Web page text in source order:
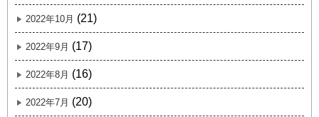
2022年10月 (21)
2022年9月 (17)
2022年8月 (16)
2022年7月 (20)